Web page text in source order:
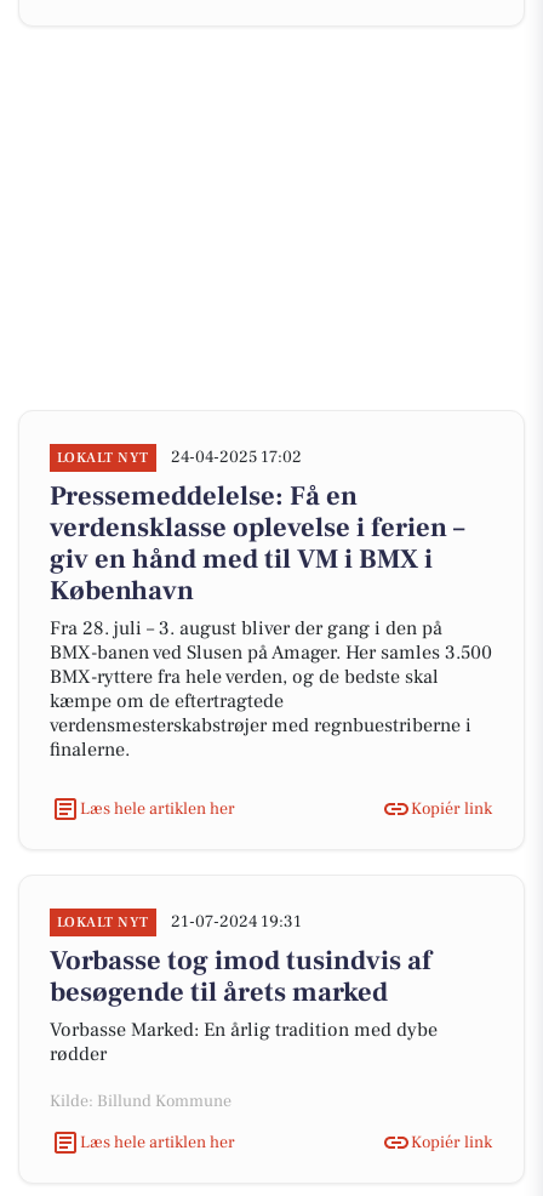
LOKALT NYT 24-04-2025 17:02
Pressemeddelelse: Få en
verdensklasse oplevelse i ferien –
giv en hånd med til VM i BMX i
København
Fra 28. juli – 3. august bliver der gang i den på
BMX-banen ved Slusen på Amager. Her samles 3.500
BMX-ryttere fra hele verden, og de bedste skal
kæmpe om de eftertragtede
verdensmesterskabstrøjer med regnbuestriberne i
finalerne.
Læs hele artiklen her Kopiér link
LOKALT NYT 21-07-2024 19:31
Vorbasse tog imod tusindvis af
besøgende til årets marked
Vorbasse Marked: En årlig tradition med dybe
rødder
Kilde: Billund Kommune
Læs hele artiklen her
Kopiér link